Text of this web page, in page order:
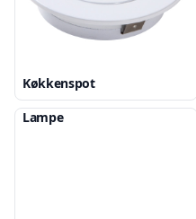
Køkkenspot
Lampe